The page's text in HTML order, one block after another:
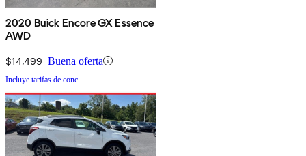
2020 Buick Encore GX Essence
AWD
$14,499 Buena oferta
Incluye tarifas de conc.